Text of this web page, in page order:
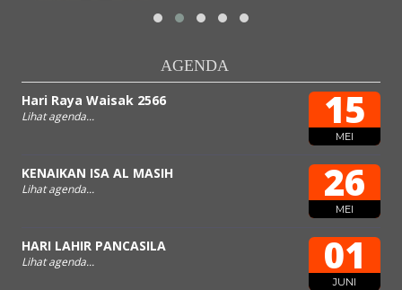
AGENDA
15
MEI
Hari Raya Waisak 2566
Lihat agenda...
26
MEI
KENAIKAN ISA AL MASIH
Lihat agenda...
01
JUNI
HARI LAHIR PANCASILA
Lihat agenda...